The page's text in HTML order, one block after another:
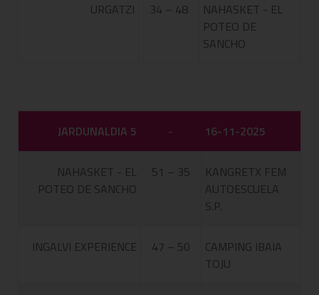
URGATZI 34 – 48
NAHASKET - EL
POTEO DE
SANCHO
JARDUNALDIA 5 - 16-11-2025
NAHASKET - EL
POTEO DE SANCHO
51 – 35
KANGRETX FEM
AUTOESCUELA
S.P.
INGALVI EXPERIENCE 47 – 50
CAMPING IBAIA
TOJU